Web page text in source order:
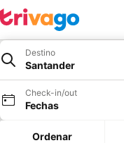
Destino
Santander
Check-in/out
Fechas
Ordenar